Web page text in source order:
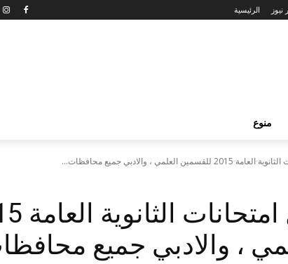
الرئيسية
منوع
العلمي ، والادبي جميع محافظات...
التعليم|
، والادبي جميع